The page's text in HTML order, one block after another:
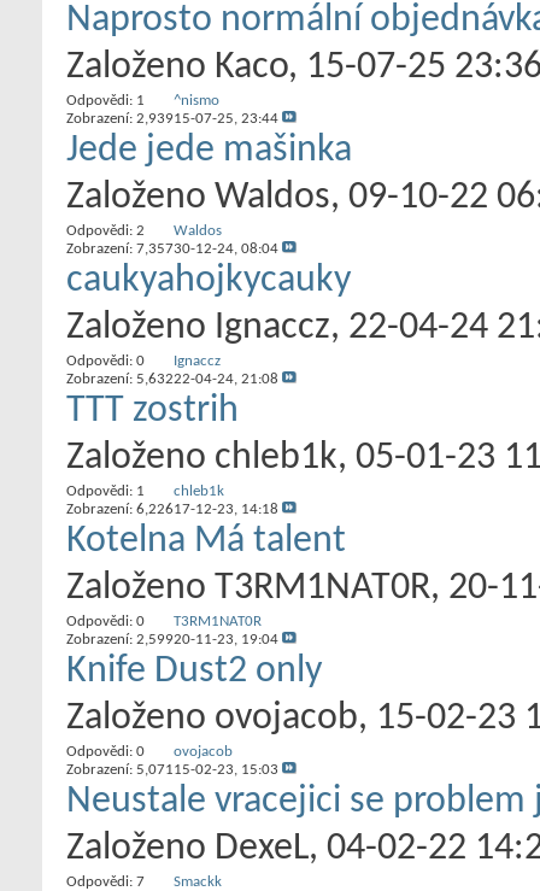
Naprosto normální
Založeno Kaco‎, 15-07-25
Odpovědi: 1
Zobrazení: 2,939
^nismo
15-07-25, 23:44
Jede jede mašinka
Založeno Waldos‎, 09-10-22
Odpovědi: 2
Zobrazení: 7,357
Waldos
30-12-24, 08:04
caukyahojkycauky
Založeno Ignaccz‎, 22-04-24
Odpovědi: 0
Zobrazení: 5,632
Ignaccz
22-04-24, 21:08
TTT zostrih
Založeno chleb1k‎, 05-01-23
Odpovědi: 1
Zobrazení: 6,226
chleb1k
17-12-23, 14:18
Kotelna Má talent
Založeno T3RM1NAT0R‎, 20-
Odpovědi: 0
Zobrazení: 2,599
T3RM1NAT0R
20-11-23, 19:04
Knife Dust2 only
Založeno ovojacob‎, 15-02-23
Odpovědi: 0
Zobrazení: 5,071
ovojacob
15-02-23, 15:03
Neustale vracejici se problem
Založeno DexeL‎, 04-02-22
Odpovědi: 7
Smackk